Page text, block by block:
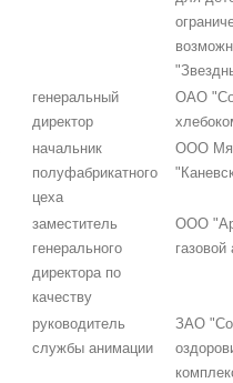
генеральный
директор
ОАО
начальник
полуфабрикатного
цеха
ООО
заместитель
генерального
директора по
качеству
ООО
руководитель
службы анимации
ЗАО